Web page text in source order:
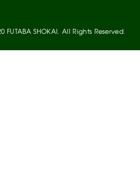
SHOKAI. All Rights Reserved.